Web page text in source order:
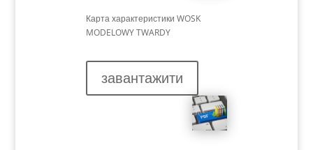
Карта характеристики WOSK
MODELOWY TWARDY
завантажити